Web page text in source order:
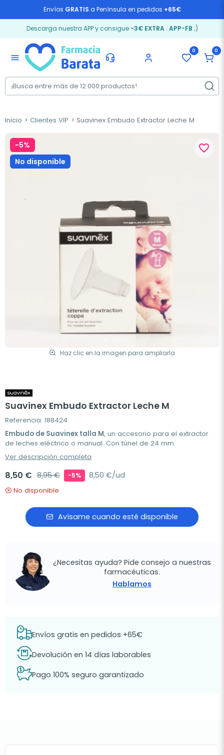
Envíos GRATIS a Península en pedidos +65€
Descarga nuestra APP y consigue -3€ EXTRA: APP-FB ;)
menu
0 0
Inicio Clientes VIP Suavinex Embudo Extractor Leche M
-5%
No disponible
Haz clic en la imagen para ampliarla
favorite_border
Suavinex Embudo Extractor Leche M
Referencia: 188424
Embudo de Suavinex talla M, un accesorio para el extractor
de leches eléctrico o manual. Con túnel de 24 mm.
Ver descripción completa
8,50 € 8,95 € -5% 8,50 €/ud
No disponible
Avísame cuando esté disponible
¿Necesitas ayuda? Pide consejo a nuestras
farmacéuticas.
Hablamos
Envíos gratis en pedidos +65€
Devolución en 14 días laborables
Pago 100% seguro garantizado